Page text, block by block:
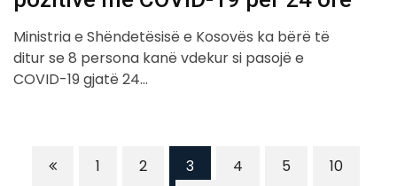
Ministria e Shëndetësisë e Kosovës ka bërë të
ditur se 8 persona kanë vdekur si pasojë e
COVID-19 gjatë 24…
1 2 3 4 5 10